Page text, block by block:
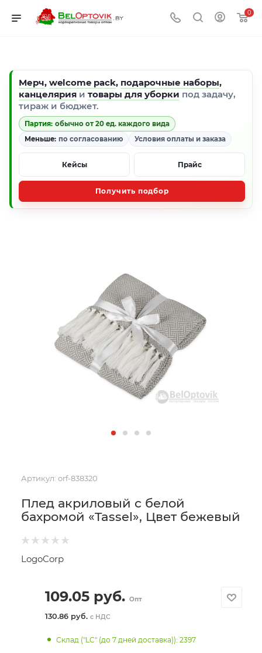
0
Мерч, welcome pack, подарочные наборы,
канцелярия и товары для уборки под задачу,
тираж и бюджет.
Партия: обычно от 20 ед. каждого вида
Меньше: по согласованию Условия оплаты и заказа
Кейсы Прайс
Получить подбор
Артикул: orf-838320
Плед акриловый с белой
бахромой «Tassel», Цвет бежевый
LogoCorp
109.05руб. Опт
130.86 руб. с НДС
Склад ("LC" (до 7 дней доставка)): 2397